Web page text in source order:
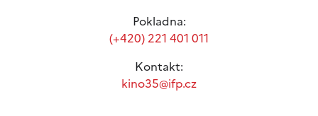
Pokladna:
(+420) 221 401 011
Kontakt:
kino35@ifp.cz